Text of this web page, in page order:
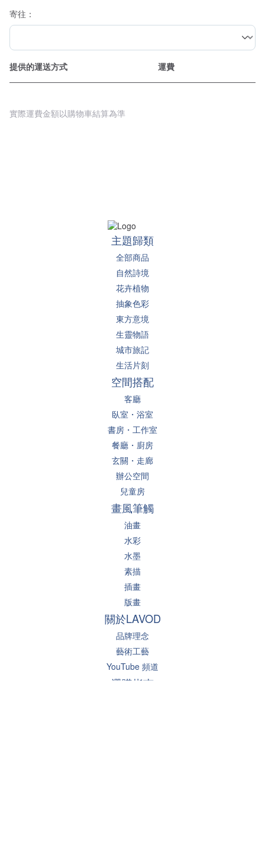
寄往：
提供的運送方式 運費
實際運費金額以購物車結算為準
主題歸類
全部商品
自然詩境
花卉植物
抽象色彩
東方意境
生靈物語
城市旅記
生活片刻
空間搭配
客廳
臥室・浴室
書房・工作室
餐廳・廚房
玄關・走廊
辦公空間
兒童房
畫風筆觸
油畫
水彩
水墨
素描
插畫
版畫
關於LAVOD
品牌理念
藝術工藝
YouTube 頻道
選購指南